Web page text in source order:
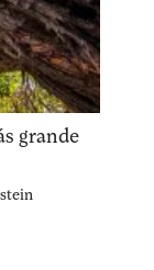
grande